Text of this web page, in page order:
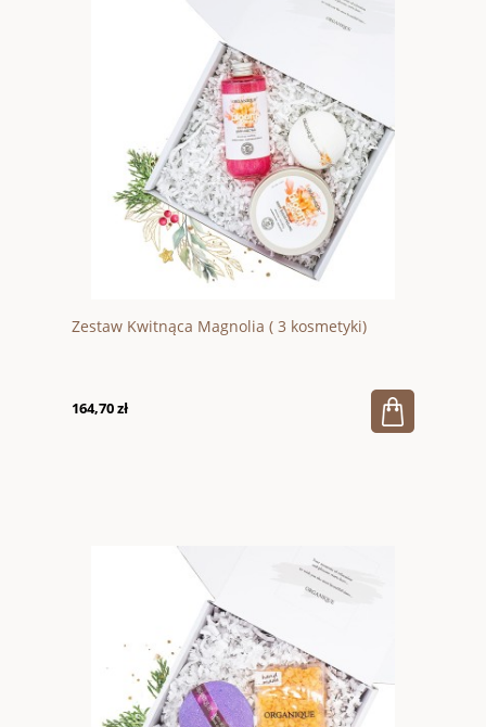
Zestaw Kwitnąca Magnolia ( 3 kosmetyki)
164,70 zł